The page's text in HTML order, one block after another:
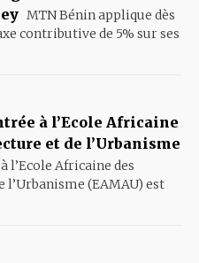
MTN Bénin applique dès
contributive de 5% sur ses
à l’Ecole Africaine
et de l’Urbanisme
l’Ecole Africaine des
l’Urbanisme (EAMAU) est